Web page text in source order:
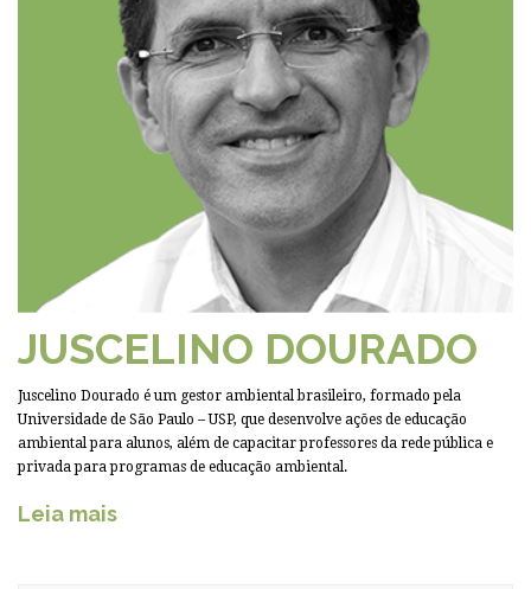
JUSCELINO DOURADO
Juscelino Dourado é um gestor ambiental brasileiro, formado pela
Universidade de São Paulo – USP, que desenvolve ações de educação
ambiental para alunos, além de capacitar professores da rede pública e
privada para programas de educação ambiental.
Leia mais